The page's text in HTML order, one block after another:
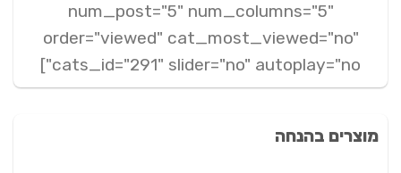
num_post="5" num_columns="5"
order="viewed" cat_most_viewed="no"
cats_id="291" slider="no" autoplay="no"]
מוצרים בהנחה